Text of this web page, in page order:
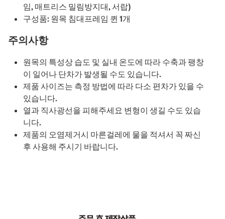
임, 매트리스 밀림방지대, 서랍)
구성품: 원목 침대프레임 퀸 1개
주의사항
원목의 특성상 습도 및 실내 온도에 따라 수축과 팽창
이 일어나 단차가 발생될 수도 있습니다.
제품 사이즈는 측정 방법에 따라 다소 편차가 있을 수
있습니다.
열과 직사광선을 피해주세요 변형이 생길 수도 있습
니다.
제품의 오염제거시 마른걸레에 물을 적셔서 꼭 짜신
후 사용해 주시기 바랍니다.